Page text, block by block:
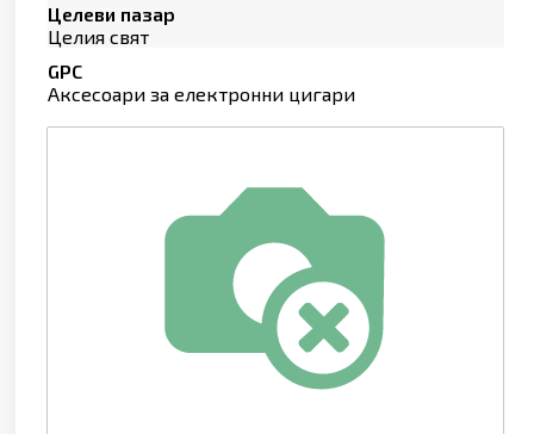
Целеви пазар
Целия свят
GPC
Аксесоари за електронни цигари